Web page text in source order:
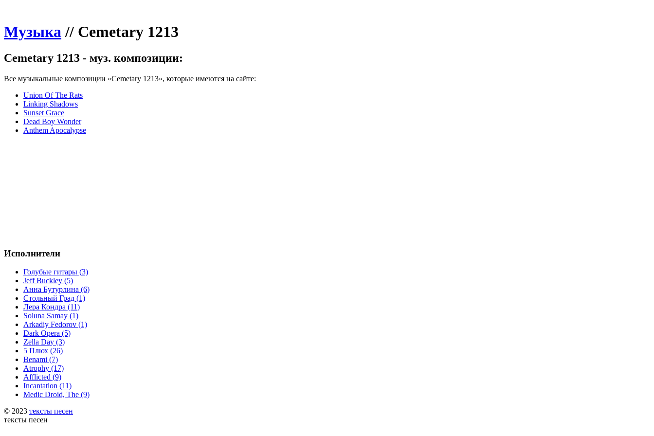
Музыка// Cemetary 1213
Cemetary 1213 - муз. композиции:
Все музыкальные композиции «Cemetary 1213», которые имеются на сайте:
Union Of The Rats
Linking Shadows
Sunset Grace
Dead Boy Wonder
Anthem Apocalypse
Исполнители
Голубые гитары (3)
Jeff Buckley (5)
Анна Бутурлина (6)
Стольный Град (1)
Лера Кондра (11)
Soluna Samay (1)
Arkadiy Fedorov (1)
Dark Opera (5)
Zella Day (3)
5 Плюх (26)
Benami (7)
Atrophy (17)
Afflicted (9)
Incantation (11)
Medic Droid, The (9)
© 2023 тексты песен
тексты песен